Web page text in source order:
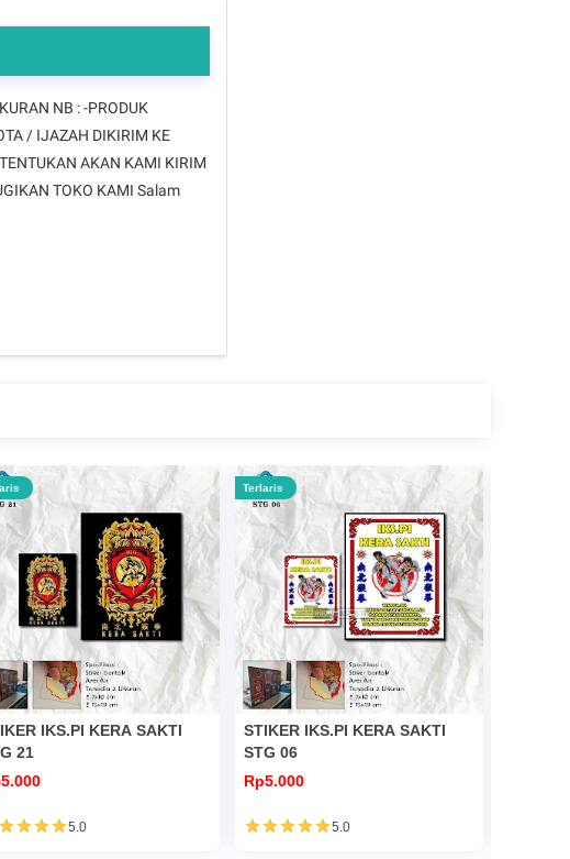
NB : -PRODUK
/ IJAZAH DIKIRIM KE
AKAN KAMI KIRIM
TOKO KAMI Salam
IKS.PI KERA SAKTI
21
5.0
Terlaris
STIKER IKS.PI KERA SAKTI
STG 06
Rp5.000
5.0